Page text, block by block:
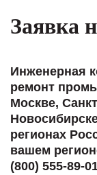
Заявка
Инженерная
ремонт
Москве,
регионах
вашем
(800) 555-89-